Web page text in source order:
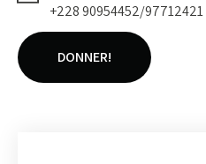
+228 90954452/97712421
DONNER!